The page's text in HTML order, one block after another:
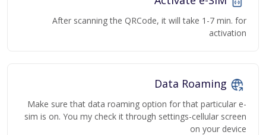
After scanning the QRCode, it will take 1-7 min. for
activation
Make sure that data roaming option for that particular e-
sim is on. You my check it through settings-cellular screen
on your device